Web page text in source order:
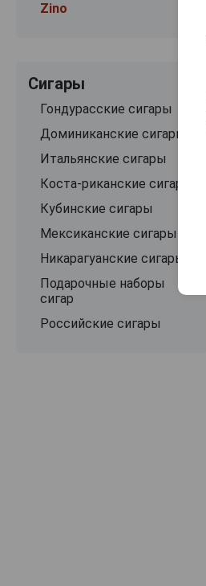
Zino
Сигары
Гондурасские сигары
Доминиканские сигары
Итальянские сигары
Коста-риканские сигары
Кубинские сигары
Мексиканские сигары
Никарагуанские сигары
Подарочные наборы
сигар
Российские сигары